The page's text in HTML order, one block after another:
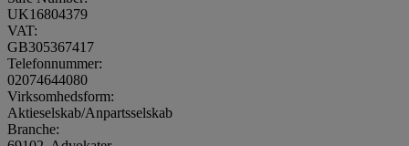
UK16804379
VAT:
GB305367417
Telefonnummer:
02074644080
Virksomhedsform:
Aktieselskab/Anpartsselskab
Branche: